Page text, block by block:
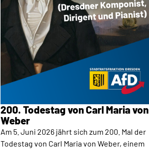
200. Todestag von Carl Maria von
Weber
Am 5. Juni 2026 jährt sich zum 200. Mal der
Todestag von Carl Maria von Weber, einem